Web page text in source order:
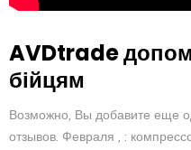
AVDtrade
бійцям
Возможно, Вы добавите еще
отзывов. Февраля , :